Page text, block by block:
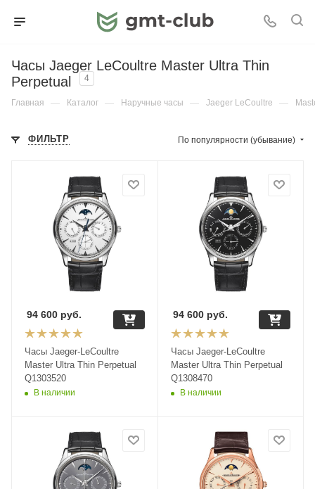
Часы Jaeger LeCoultre Master Ultra Thin
Perpetual
4
Главная — Каталог — Наручные часы — Jaeger LeCoultre —
ФИЛЬТР По популярности (убывание)
Часы Jaeger-LeCoultre
Master Ultra Thin Perpetual
Q1303520
В наличии
94 600 руб.
Часы Jaeger-LeCoultre
Master Ultra Thin Perpetual
Q1308470
В наличии
94 600руб.